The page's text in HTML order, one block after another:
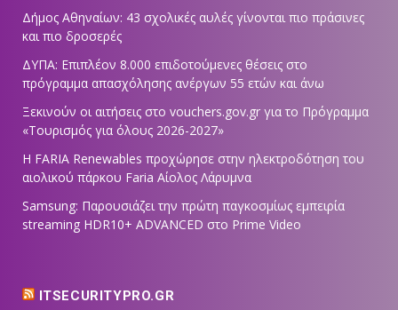
Δήμος Αθηναίων: 43 σχολικές αυλές γίνονται πιο πράσινες
και πιο δροσερές
ΔΥΠΑ: Επιπλέον 8.000 επιδοτούμενες θέσεις στο
πρόγραμμα απασχόλησης ανέργων 55 ετών και άνω
Ξεκινούν οι αιτήσεις στο vouchers.gov.gr για το Πρόγραμμα
«Τουρισμός για όλους 2026-2027»
Η FARIA Renewables προχώρησε στην ηλεκτροδότηση του
αιολικού πάρκου Faria Αίολος Λάρυμνα
Samsung: Παρουσιάζει την πρώτη παγκοσμίως εμπειρία
streaming HDR10+ ADVANCED στο Prime Video
ITSECURITYPRO.GR